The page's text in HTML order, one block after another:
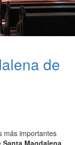
de
más importantes
Santa Magdalena